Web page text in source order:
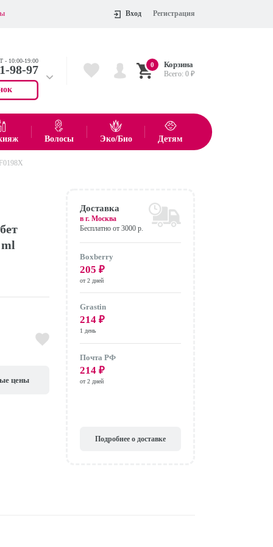
Вход Регистрация
- 10:00-19:00
98-97
55-75
0 Корзина
Всего:0 ₽
показать все товары
Волосы Эко/Био Детям
цены
Доставка
в г.Москва
Бесплатно от 3000 р.
Boxberry
205 ₽
от 2 дней
Grastin
214 ₽
1 день
Почта РФ
214 ₽
от 2 дней
Подробнее о доставке